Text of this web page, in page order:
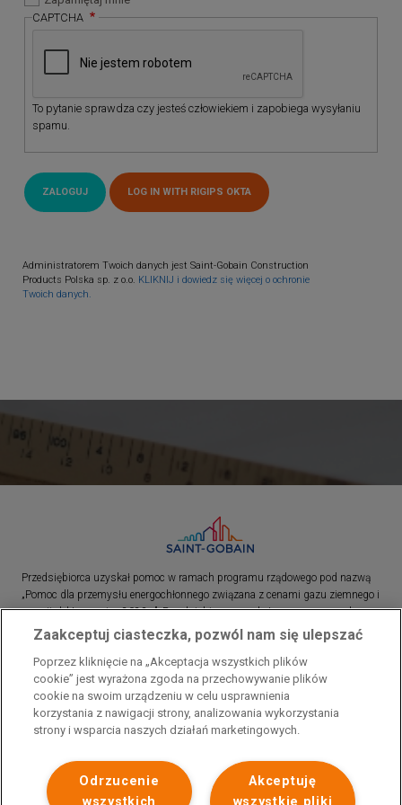
CAPTCHA
To pytanie sprawdza czy jesteś człowiekiem i zapobiega wysyłaniu
spamu.
Administratorem Twoich danych jest Saint-Gobain Construction
Products Polska sp. z o.o. KLIKNIJ i dowiedz się więcej o ochronie
Twoich danych.
Przedsiębiorca uzyskał pomoc w ramach programu rządowego pod nazwą
„Pomoc dla przemysłu energochłonnego związana z cenami gazu ziemnego i
energii elektrycznej w 2023 r.”. Przedsiębiorca uzyskał pomoc w ramach
programu rządowego pod nazwą: „Pomoc dla sektorów energochłonnych
związana z nagłymi wzrostami cen gazu ziemnego i energii elektrycznej w
2022 r.”
Zaakceptuj ciasteczka, pozwól nam się ulepszać
Poprzez kliknięcie na „Akceptacja wszystkich plików
cookie” jest wyrażona zgoda na przechowywanie plików
cookie na swoim urządzeniu w celu usprawnienia
korzystania z nawigacji strony, analizowania wykorzystania
strony i wsparcia naszych działań marketingowych.
Akceptuję
wszystkie pliki
Odrzucenie
wszystkich